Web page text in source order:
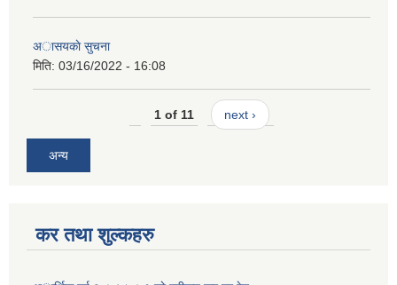
अासयकाे सुचना
मिति: 03/16/2022 - 16:08
1 of 11 next ›
अन्य
कर तथा शुल्कहरु